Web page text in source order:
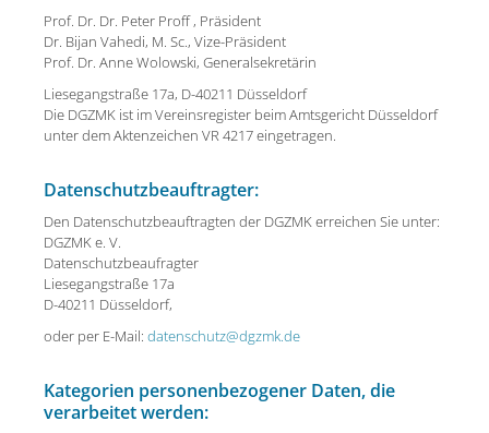
Prof. Dr. Dr. Peter Proff , Präsident
Dr. Bijan Vahedi, M. Sc., Vize-Präsident
Prof. Dr. Anne Wolowski, Generalsekretärin
Liesegangstraße 17a, D-40211 Düsseldorf
Die DGZMK ist im Vereinsregister beim Amtsgericht Düsseldorf
unter dem Aktenzeichen VR 4217 eingetragen.
Datenschutzbeauftragter:
Den Datenschutzbeauftragten der DGZMK erreichen Sie unter:
DGZMK e. V.
Datenschutzbeaufragter
Liesegangstraße 17a
D-40211 Düsseldorf,
oder per E-Mail: datenschutz@dgzmk.de
Kategorien personenbezogener Daten, die
verarbeitet werden: